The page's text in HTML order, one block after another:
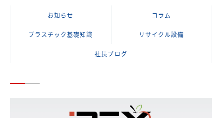
お知らせ コラム
プラスチック基礎知識 リサイクル設備
社長ブログ